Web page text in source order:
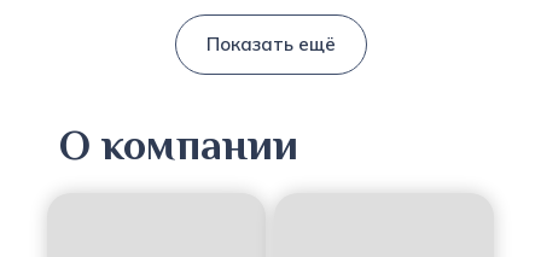
Показать ещё
О компании